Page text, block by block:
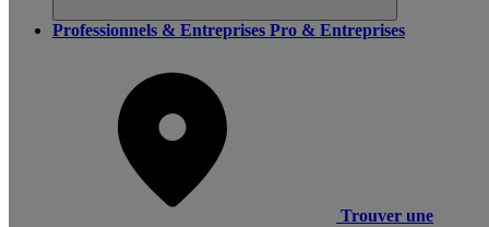
Professionnels & Entreprises Pro & Entreprises
Trouver une